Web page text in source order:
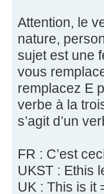
Attention, le
nature,
sujet est une
vous
remplacez E
verbe à la
s’agit d’un
FR : C’est
UKST : Ethis
UK : This is it